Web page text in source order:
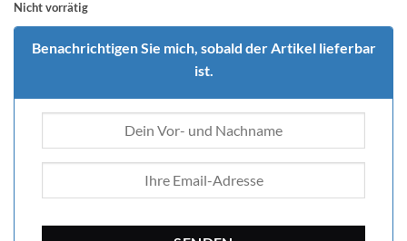
Nicht vorrätig
Benachrichtigen Sie mich, sobald der Artikel lieferbar
ist.